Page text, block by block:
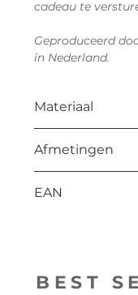
cadeau te
Geproduceerd
in Nederland.
Materiaal
Afmetingen
H: 125 mm
EAN
BEST